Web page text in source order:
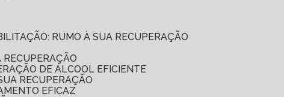
RUMO À SUA RECUPERAÇÃO
RECUPERAÇÃO
DE ÁLCOOL EFICIENTE
RECUPERAÇÃO
EFICAZ